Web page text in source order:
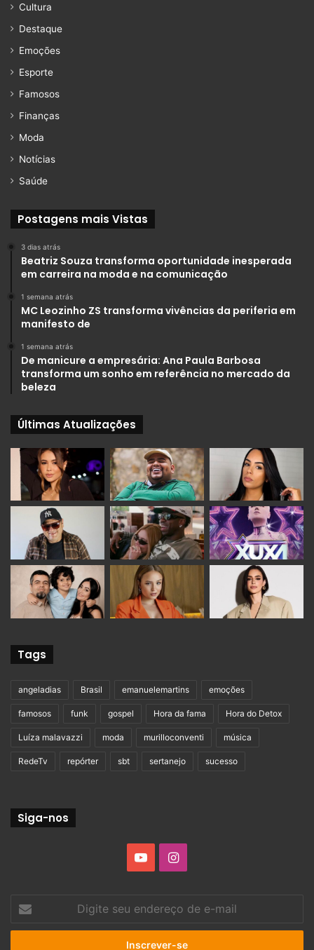
Cultura
Destaque
Emoções
Esporte
Famosos
Finanças
Moda
Notícias
Saúde
Postagens mais Vistas
3 dias atrás
Beatriz Souza transforma oportunidade inesperada
em carreira na moda e na comunicação
1 semana atrás
MC Leozinho ZS transforma vivências da periferia em
manifesto de
1 semana atrás
De manicure a empresária: Ana Paula Barbosa
transforma um sonho em referência no mercado da
beleza
Últimas Atualizações
Tags
angeladias Brasil emanuelemartins emoções
famosos funk gospel Hora da fama Hora do Detox
Luíza malavazzi moda murilloconventi música
RedeTv repórter sbt sertanejo sucesso
Siga-nos
YouTubeInstagram
seu
endereço